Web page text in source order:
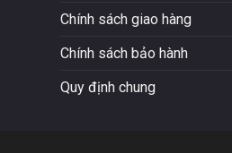
Chính sách giao hàng
Chính sách bảo hành
Quy định chung